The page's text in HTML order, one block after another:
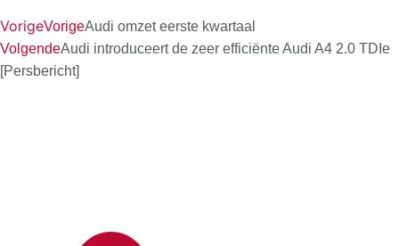
VorigeVorigeAudi omzet eerste kwartaal
VolgendeAudi introduceert de zeer efficiënte Audi A4 2.0 TDIe
[Persbericht]